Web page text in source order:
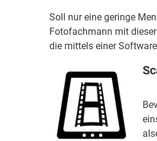
Soll nur eine geringe
Fotofachmann mit
die mittels einer